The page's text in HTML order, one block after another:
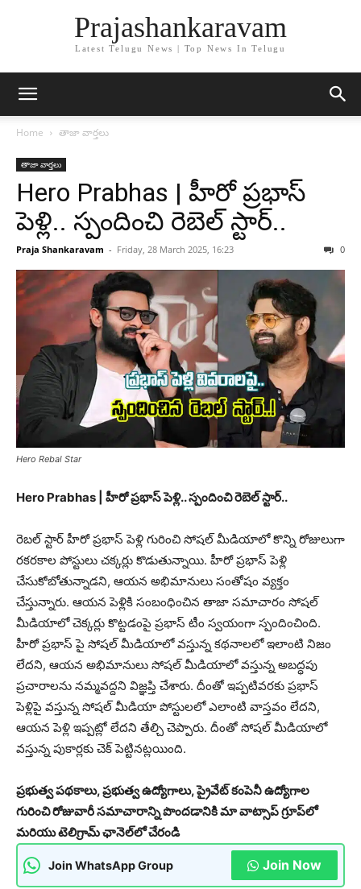
Prajashankaravam
Latest Telugu News | Top News In Telugu
Home తాజా వార్తలు
తాజా వార్తలు
Hero Prabhas | హీరో ప్రభాస్
పెళ్లి.. స్పందించి రెబెల్ స్టార్..
Praja Shankaravam - Friday, 28 March 2025, 16:23 0
Hero Rebal Star
Hero Prabhas | హీరో ప్రభాస్ పెళ్లి.. స్పందించి రెబెల్ స్టార్..
రెబల్ స్టార్ హీరో ప్రభాస్ పెళ్లి గురించి సోషల్ మీడియాలో కొన్ని రోజులుగా
రకరకాల పోస్టులు చక్కర్లు కొడుతున్నాయి. హీరో ప్రభాస్ పెళ్లి
చేసుకోబోతున్నాడని, ఆయన అభిమానులు సంతోషం వ్యక్తం
చేస్తున్నారు. ఆయన పెళ్లికి సంబంధించిన తాజా సమాచారం సోషల్
మీడియాలో చెక్కర్లు కొట్టడంపై ప్రభాస్ టీం స్వయంగా స్పందించింది.
హీరో ప్రభాస్ పై సోషల్ మీడియాలో వస్తున్న కథనాలలో ఇలాంటి నిజం
లేదని, ఆయన అభిమానులు సోషల్ మీడియాలో వస్తున్న అబద్ధపు
ప్రచారాలను నమ్మవద్దని విజ్ఞప్తి చేశారు. దీంతో ఇప్పటివరకు ప్రభాస్
పెళ్లిపై వస్తున్న సోషల్ మీడియా పోస్టులలో ఎలాంటి వాస్తవం లేదని,
ఆయన పెళ్లి ఇప్పట్లో లేదని తేల్చి చెప్పారు. దీంతో సోషల్ మీడియాలో
వస్తున్న పుకార్లకు చెక్ పెట్టినట్లయింది.
ప్రభుత్వ పథకాలు, ప్రభుత్వ ఉద్యోగాలు, ప్రైవేట్ కంపెనీ ఉద్యోగాల
గురించి రోజువారీ సమాచారాన్ని పొందడానికి మా వాట్సాప్ గ్రూప్‌లో
మరియు టెలిగ్రామ్ ఛానెల్‌లో చేరండి
Join WhatsApp Group Join Now